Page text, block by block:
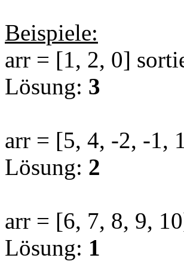
Beispiele:
arr = [1, 2, 0]
Lösung: 3
arr = [5, 4, -2, -1,
Lösung: 2
arr = [6, 7, 8, 9,
Lösung: 1